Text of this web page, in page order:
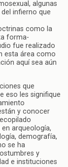
algunas
infierno que
como la
forma-
fue realizado
esta área como
aquí sea aún
que
eso les signifique
y conocer
arqueología,
demografía,
se ha
y
e instituciones